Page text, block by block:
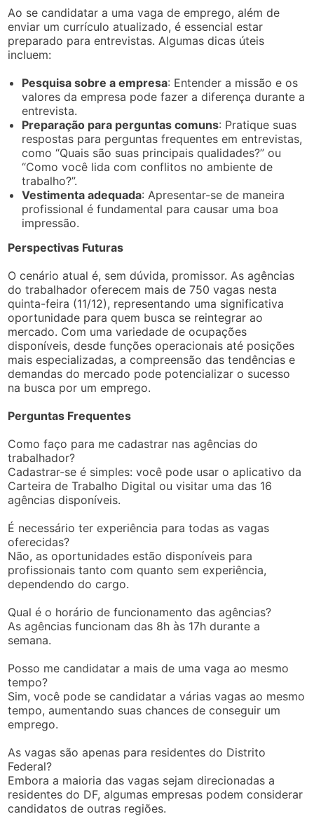
Ao se candidatar a uma vaga de emprego, além de
enviar um currículo atualizado, é essencial estar
preparado para entrevistas. Algumas dicas úteis
incluem:
Pesquisa sobre a empresa: Entender a missão e os
valores da empresa pode fazer a diferença durante a
entrevista.
Preparação para perguntas comuns: Pratique suas
respostas para perguntas frequentes em entrevistas,
como “Quais são suas principais qualidades?” ou
“Como você lida com conflitos no ambiente de
trabalho?”.
Vestimenta adequada: Apresentar-se de maneira
profissional é fundamental para causar uma boa
impressão.
Perspectivas Futuras
O cenário atual é, sem dúvida, promissor. As agências
do trabalhador oferecem mais de 750 vagas nesta
quinta-feira (11/12), representando uma significativa
oportunidade para quem busca se reintegrar ao
mercado. Com uma variedade de ocupações
disponíveis, desde funções operacionais até posições
mais especializadas, a compreensão das tendências e
demandas do mercado pode potencializar o sucesso
na busca por um emprego.
Perguntas Frequentes
Como faço para me cadastrar nas agências do
trabalhador?
Cadastrar-se é simples: você pode usar o aplicativo da
Carteira de Trabalho Digital ou visitar uma das 16
agências disponíveis.
É necessário ter experiência para todas as vagas
oferecidas?
Não, as oportunidades estão disponíveis para
profissionais tanto com quanto sem experiência,
dependendo do cargo.
Qual é o horário de funcionamento das agências?
As agências funcionam das 8h às 17h durante a
semana.
Posso me candidatar a mais de uma vaga ao mesmo
tempo?
Sim, você pode se candidatar a várias vagas ao mesmo
tempo, aumentando suas chances de conseguir um
emprego.
As vagas são apenas para residentes do Distrito
Federal?
Embora a maioria das vagas sejam direcionadas a
residentes do DF, algumas empresas podem considerar
candidatos de outras regiões.